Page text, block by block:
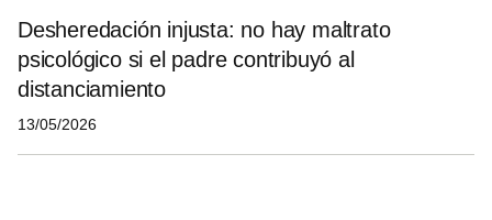
Desheredación injusta: no hay maltrato
psicológico si el padre contribuyó al
distanciamiento
13/05/2026